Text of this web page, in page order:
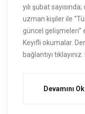
yılı şubat
uzman kişiler ile
güncel gelişmeleri”
Keyifli okumalar.
bağlantıyı
Devamını